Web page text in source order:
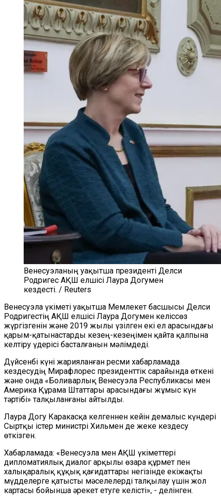
Венесуэланың уақытша президенті Делси
Родригес АҚШ елшісі Лаура Догумен
кездесті. / Reuters
Венесуэла үкіметі уақытша Мемлекет басшысы Делси
Родригестің АҚШ елшісі Лаура Догумен келіссөз
жүргізгенін және 2019 жылы үзілген екі ел арасындағы
қарым-қатынастарды кезең-кезеңімен қайта қалпына
келтіру үдерісі басталғанын мәлімдеді.
Дүйсенбі күні жарияланған ресми хабарламада
кездесудің Мирафлорес президенттік сарайында өткені
және онда «Боливарлық Венесуэла Республикасы мен
Америка Құрама Штаттары арасындағы жұмыс күн
тәртібі» талқыланғаны айтылды.
Лаура Догу Каракасқа келгеннен кейін демалыс күндері
Сыртқы істер министрі Хильмен де жеке кездесу
өткізген.
Хабарламада: «Венесуэла мен АҚШ үкіметтері
дипломатиялық диалог арқылы өзара құрмет пен
халықаралық құқық қағидаттары негізінде екіжақты
мүдделерге қатысты мәселелерді талқылау үшін жол
картасы бойынша әрекет етуге келісті», - делінген.